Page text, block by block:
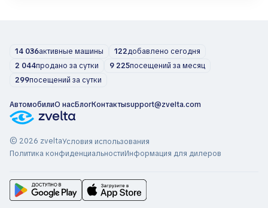
14 036активные машины 122добавлено сегодня
2 044продано за сутки 9 225посещений за месяц
299посещений за сутки
АвтомобилиО насБлогКонтактыsupport@zvelta.com
© 2026 zveltaУсловия использования
Политика конфиденциальностиИнформация для дилеров